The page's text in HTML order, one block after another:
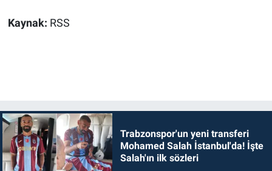
Kaynak: RSS
Trabzonspor'un yeni transferi
Mohamed Salah İstanbul'da! İşte
Salah'ın ilk sözleri